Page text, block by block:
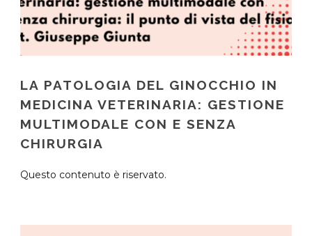
LA PATOLOGIA DEL GINOCCHIO IN
MEDICINA VETERINARIA: GESTIONE
MULTIMODALE CON E SENZA
CHIRURGIA
Questo contenuto è riservato.